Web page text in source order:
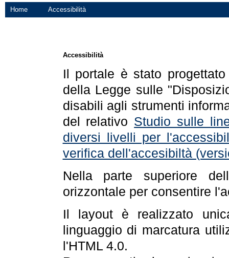
Home Accessibilità
Accessibilità
Il portale è stato
della Legge sulle
disabili agli strumenti
del relativo Studio sulle
diversi livelli per
verifica dell'accesibiltà
Nella parte superiore
orizzontale per consentire
Il layout è realizzato
linguaggio di marcatura
l'HTML 4.0.